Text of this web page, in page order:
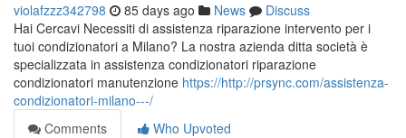
violafzzz342798 85 days ago News
Discuss
Hai Cercavi Necessiti di assistenza riparazione intervento per i
tuoi condizionatori a Milano? La nostra azienda ditta società è
specializzata in assistenza condizionatori riparazione
condizionatori manutenzione https://http://prsync.com/assistenza-
condizionatori-milano---/
Comments
Who Upvoted